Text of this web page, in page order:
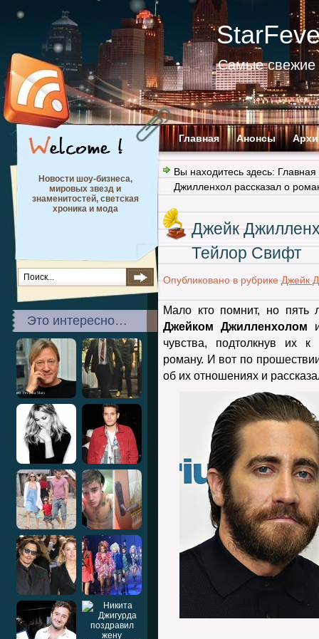
Самые свежие
Главная Анонсы
Новости шоу-бизнеса,
мировых звезд и
знаменитостей, светская
хроника и мода
Это интересно…
Вы находитесь здесь: Главная
Джилленхол рассказал о
Джейк
Тейлор Свифт
Опубликовано в рубрике Джейк
Мало кто помнит, но пять
Джейком Джилленхолом
чувства, подтолкнув их
роману. И вот по
об их отношениях и